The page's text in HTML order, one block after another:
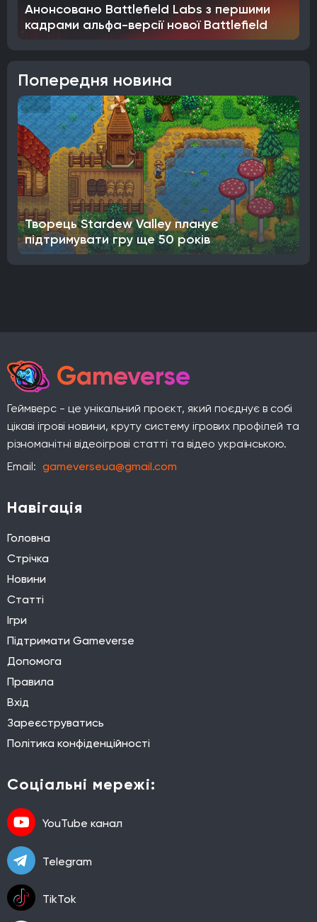
Анонсовано Battlefield Labs з першими
кадрами альфа-версії нової Battlefield
Попередня новина
Творець Stardew Valley планує
підтримувати гру ще 50 років
Gameverse
Геймверс - це унікальний проєкт, який поєднує в собі
цікаві ігрові новини, круту систему ігрових профілей та
різноманітні відеоігрові статті та відео українською.
Email: gameverseua@gmail.com
Навігація
Головна
Стрічка
Новини
Статті
Ігри
Підтримати Gameverse
Допомога
Правила
Вхід
Зареєструватись
Політика конфіденційності
Соціальні мережі:
YouTube канал
Telegram
TikTok